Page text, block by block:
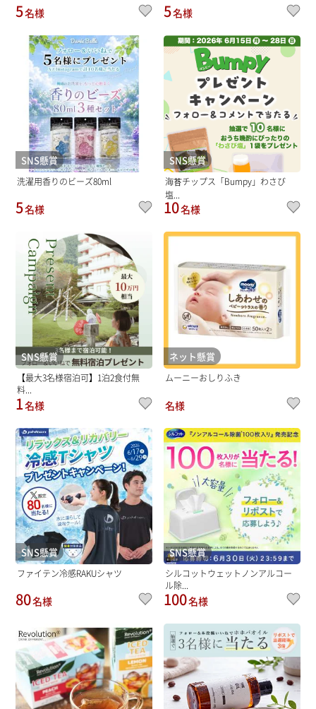
5名様 5名様
SNS懸賞
洗濯用香りのビーズ80ml
5名様
SNS懸賞
海苔チップス「Bumpy」わさび
塩...
10名様
SNS懸賞
【最大3名様宿泊可】1泊2食付無
料...
1名様
ネット懸賞
ムーニーおしりふき
名様
SNS懸賞
ファイテン冷感RAKUシャツ
80名様
SNS懸賞
シルコットウェットノンアルコー
ル除...
100名様